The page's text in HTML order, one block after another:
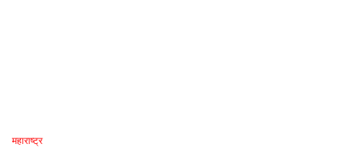
महाराष्ट्र